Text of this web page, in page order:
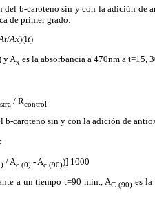
b-caroteno sin y con la adición de
de primer grado:
/Ax)(lt)
y Ax es la absorbancia a 470nm a t=15,
/ Rcontrol
caroteno sin y con la adición de
/ Ac (0) - Ac (90))] 1000
a un tiempo t=90 min., AC (90) es la